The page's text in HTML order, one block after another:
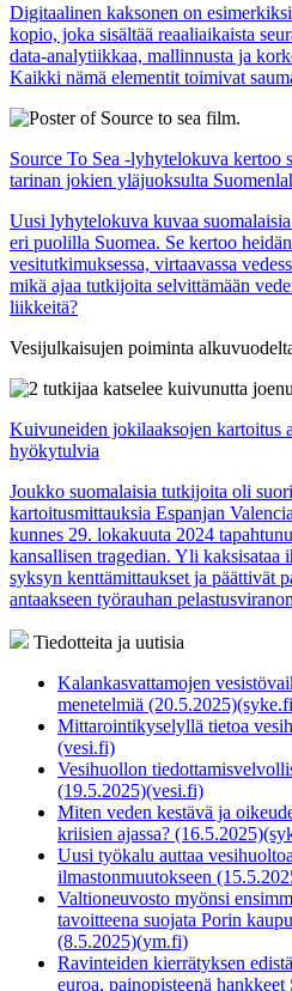
Digitaalinen kaksonen on
kopio, joka sisältää reaaliaikaista
data-analytiikkaa, mallinnusta ja
Kaikki nämä elementit toimivat
Source To Sea -lyhytelokuva kertoo
tarinan jokien yläjuoksulta
Uusi lyhytelokuva kuvaa
eri puolilla Suomea. Se kertoo
vesitutkimuksessa, virtaavassa
mikä ajaa tutkijoita selvittämään
liikkeitä?
Vesijulkaisujen poiminta
Kuivuneiden jokilaaksojen kartoitus
hyökytulvia
Joukko suomalaisia tutkijoita oli
kartoitusmittauksia Espanjan
kunnes 29. lokakuuta 2024
kansallisen tragedian. Yli
syksyn kenttämittaukset ja päättivät
antaakseen työrauhan
Tiedotteita ja uutisia
Kalankasvattamojen
menetelmiä
Mittarointikyselyllä tietoa
(vesi.fi)
Vesihuollon
(19.5.2025)(vesi.fi)
Miten veden kestävä ja
kriisien ajassa?
Uusi työkalu auttaa
ilmastonmuutokseen
Valtioneuvosto myönsi
tavoitteena suojata Porin
(8.5.2025)(ym.fi)
Ravinteiden kierrätyksen
euroa, painopisteenä